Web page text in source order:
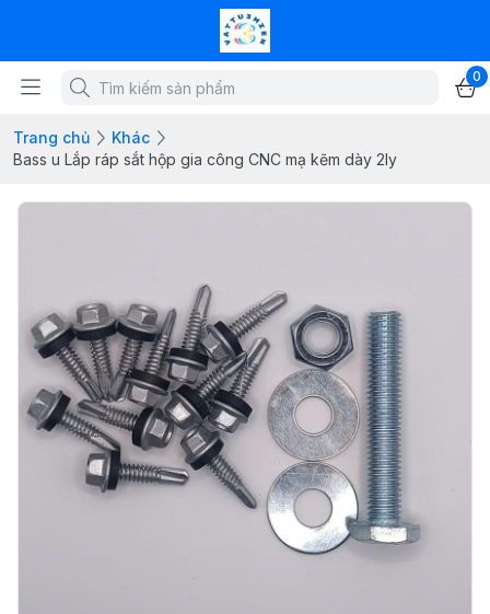
0
Trang chủ
Khác
Bass u Lắp ráp sắt hộp gia công CNC mạ kẽm dày 2ly